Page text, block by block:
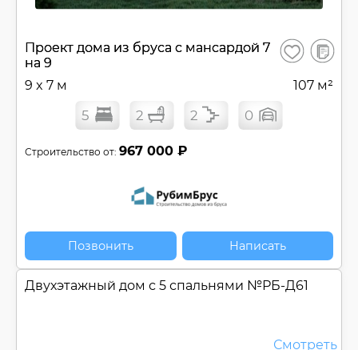
Проект дома из бруса с мансардой 7
на 9
Сохранить
В
9 x 7 м 107 м²
5 2 2 0
Строительство от: 967 000 ₽
Позвонить Написать
Двухэтажный дом с 5 спальнями №РБ-Д61
Смотреть